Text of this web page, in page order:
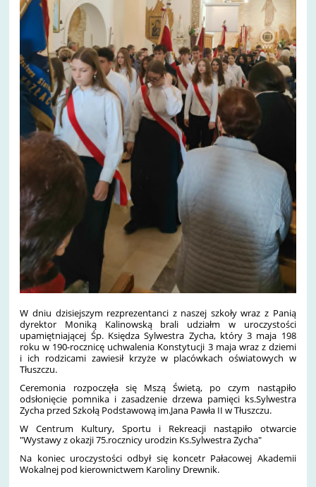
W dniu dzisiejszym rezprezentanci z naszej szkoły wraz z Panią
dyrektor Moniką Kalinowską brali udziałm w uroczystości
upamiętniającej Śp. Księdza Sylwestra Zycha, który 3 maja 198
roku w 190-rocznicę uchwalenia Konstytucji 3 maja wraz z dziemi
i ich rodzicami zawiesił krzyże w placówkach oświatowych w
Tłuszczu.
Ceremonia rozpoczęła się Mszą Świetą, po czym nastąpiło
odsłonięcie pomnika i zasadzenie drzewa pamięci ks.Sylwestra
Zycha przed Szkołą Podstawową im.Jana Pawła II w Tłuszczu.
W Centrum Kultury, Sportu i Rekreacji nastąpiło otwarcie
"Wystawy z okazji 75.rocznicy urodzin Ks.Sylwestra Zycha"
Na koniec uroczystości odbył się koncetr Pałacowej Akademii
Wokalnej pod kierownictwem Karoliny Drewnik.